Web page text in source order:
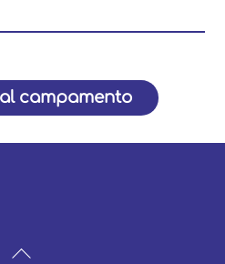
campamento
Back